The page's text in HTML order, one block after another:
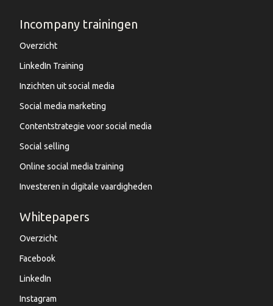
Incompany trainingen
Overzicht
LinkedIn Training
Inzichten uit social media
Social media marketing
Contentstrategie voor social media
Social selling
Online social media training
Investeren in digitale vaardigheden
Whitepapers
Overzicht
Facebook
LinkedIn
Instagram